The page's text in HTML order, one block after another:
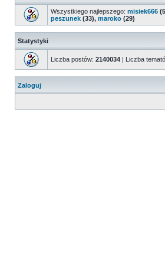
Wszystkiego najlepszego: misiek666
peszunek (33), maroko (29)
Statystyki
Liczba postów: 2140034 | Liczba
Zaloguj